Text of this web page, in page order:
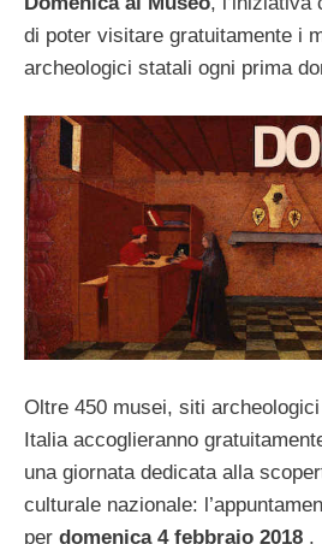
di poter visitare gratuitamente i
archeologici statali ogni prima
Oltre 450 musei, siti
Italia accoglieranno
una giornata dedicata alla
culturale nazionale:
per domenica 4 febbraio 2018 .